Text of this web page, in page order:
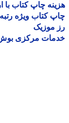
چاپ کتاب با
کتاب ویژه رتبه
موزیک
مرکزی بوش